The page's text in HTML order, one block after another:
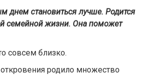
днем становиться лучше. Родится
семейной жизни. Она поможет
совсем близко.
родило множество